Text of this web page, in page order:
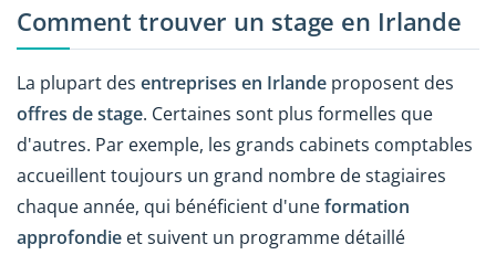
Comment trouver un stage en Irlande
La plupart des entreprises en Irlande proposent des
offres de stage. Certaines sont plus formelles que
d'autres. Par exemple, les grands cabinets comptables
accueillent toujours un grand nombre de stagiaires
chaque année, qui bénéficient d'uneformation
approfondie et suivent un programme détaillé